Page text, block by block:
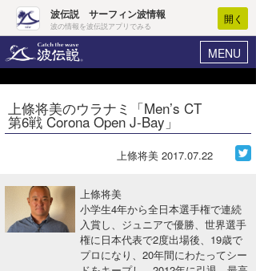
波伝説 サーフィン波情報
波の情報を波伝説アプリでみる
開く
MENU
ヘルプ マイホーム
ログイン
波情報･概況
WAVE HUNTER波予想ツール
上條将美のウラナミ「Men’s CT
第6戦 Corona Open J-Bay」
上條将美 2017.07.22
上條将美
小学生4年から全日本選手権で連続
入賞し、ジュニアで優勝、世界選手
権に日本代表で2度出場後、19歳で
プロになり、20年間にわたってシー
Core Surf Japan
アート＆エンタメ